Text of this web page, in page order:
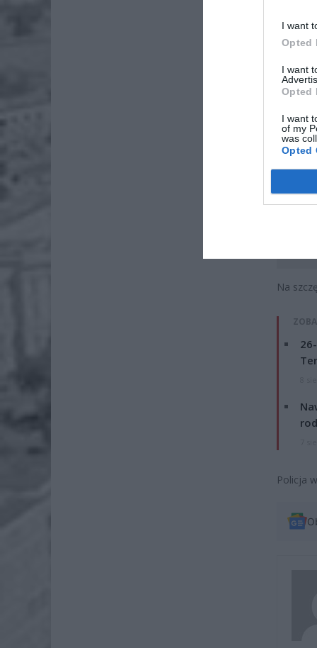
I want
Opted
I want
Opted
I want
of my
was
Opted
Na
Policja